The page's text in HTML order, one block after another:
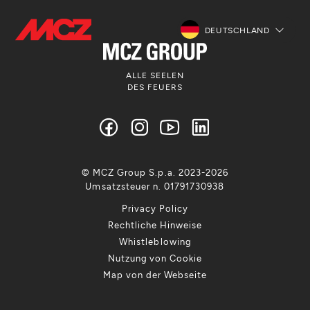
DEUTSCHLAND
ALLE SEELEN
DES FEUERS
Privacy Policy
Rechtliche Hinweise
Whistleblowing
Nutzung von Cookie
Map von der Webseite
© MCZ Group S.p.a. 2023-2026
Umsatzsteuer n. 01791730938